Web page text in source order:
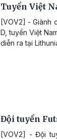
Tuyển Việt
[VOV2] - Giành
D, tuyển Việt
diễn ra tại
Đội tuyển
[VOV2] - Đội